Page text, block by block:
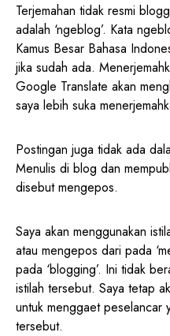
Terjemahan tidak resmi
adalah ‘ngeblog’. Kata
Kamus Besar Bahasa
jika sudah ada.
Google Translate akan
saya lebih suka
Postingan juga tidak ada
Menulis di blog dan
disebut mengepos.
Saya akan menggunakan
atau mengepos dari pada
pada ‘blogging’. Ini tidak
istilah tersebut. Saya tetap
untuk menggaet peselancar
tersebut.